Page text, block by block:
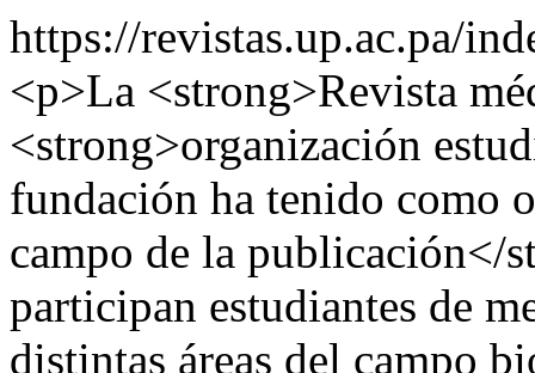
https://revistas.up.ac.pa/
<p>La <strong>Revista
<strong>organización
fundación ha tenido como
campo de la publicación</
participan estudiantes de
distintas áreas del campo